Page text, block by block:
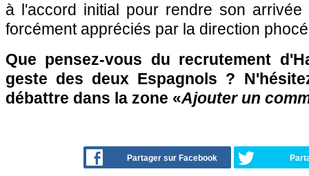
à l'accord initial pour rendre son arrivée
forcément appréciés par la direction
Que pensez-vous du recrutement
geste des deux Espagnols ?
débattre dans la zone «Ajouter un
Partager sur Facebook